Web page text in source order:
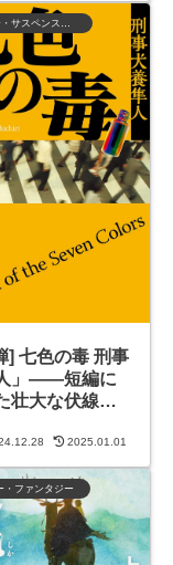
] 七色の毒 刑事
」——短編に
壮大な伏線と
2025.01.01
・ファンタジー